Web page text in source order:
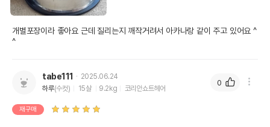
개별포장이라 좋아요 근데 질리는지 깨작거려서 아카나랑 같이 주고 있어요 ^
^
tabe111
2025.06.24
하루(수컷) 15살 9.2kg 코리안쇼트헤어
재구매
0